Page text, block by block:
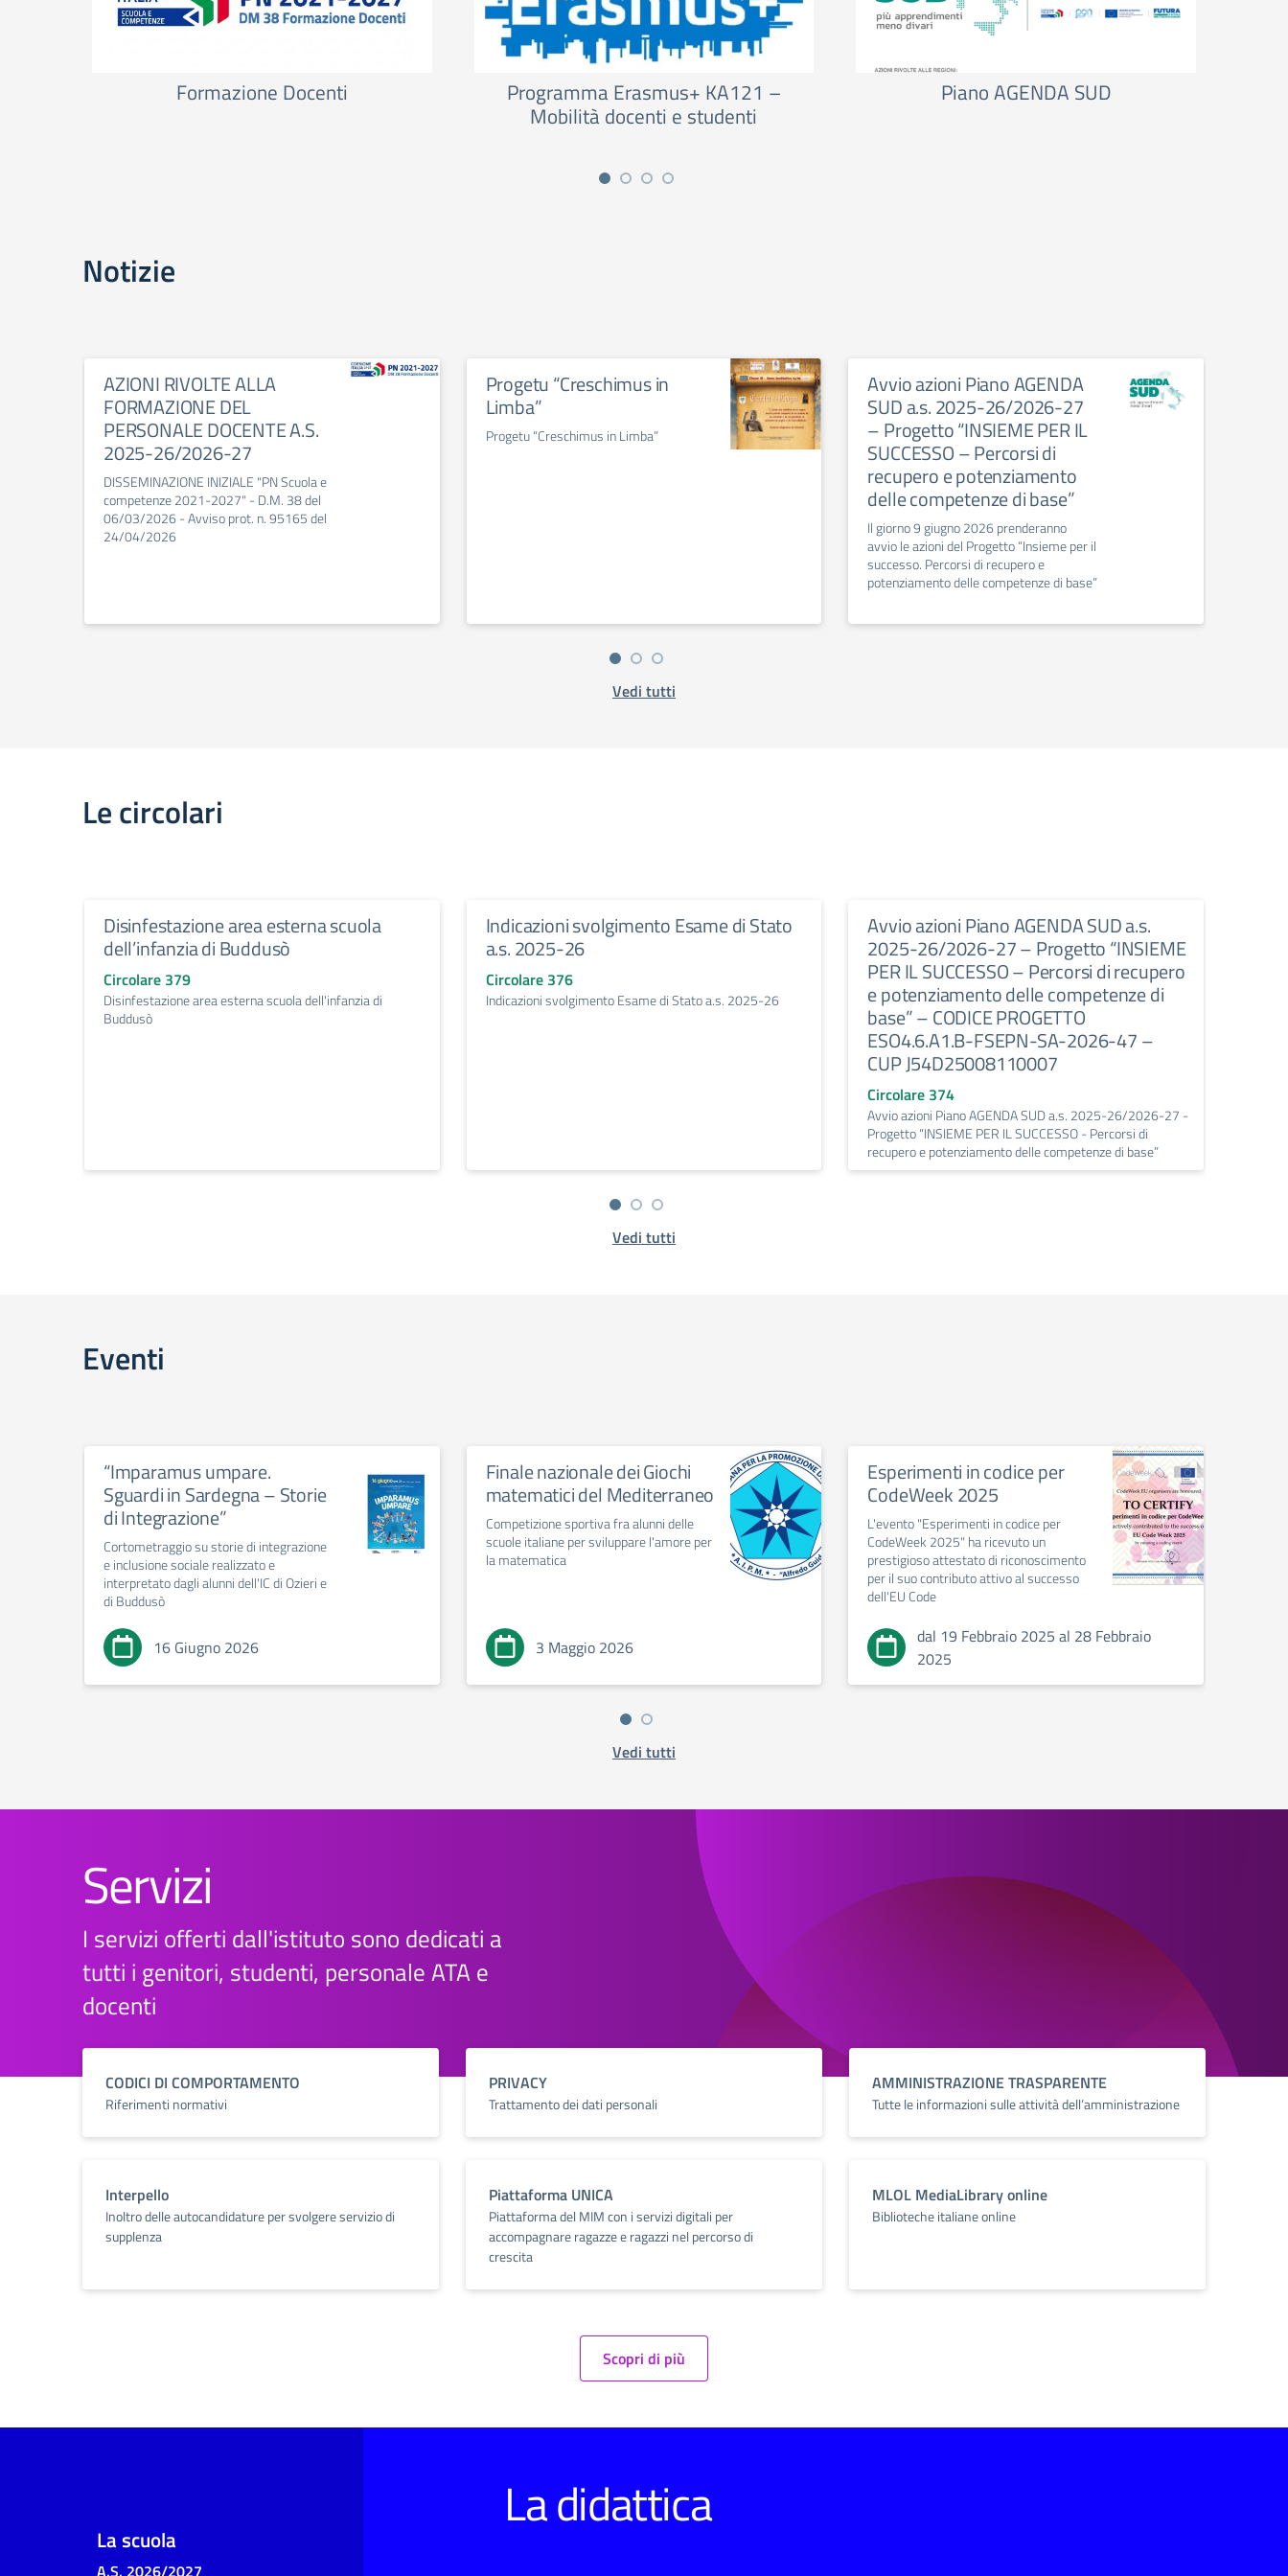
Formazione Docenti Programma Erasmus+ KA121 –
Mobilità docenti e studenti
Piano AGENDA SUD
Notizie
AZIONI RIVOLTE ALLA
FORMAZIONE DEL
PERSONALE DOCENTE A.S.
2025-26/2026-27
DISSEMINAZIONE INIZIALE "PN Scuola e
competenze 2021-2027" - D.M. 38 del
06/03/2026 - Avviso prot. n. 95165 del
24/04/2026
Progetu “Creschimus in
Limba”
Progetu “Creschimus in Limba”
Avvio azioni Piano AGENDA
SUD a.s. 2025-26/2026-27
– Progetto “INSIEME PER IL
SUCCESSO – Percorsi di
recupero e potenziamento
delle competenze di base”
Il giorno 9 giugno 2026 prenderanno
avvio le azioni del Progetto “Insieme per il
successo. Percorsi di recupero e
potenziamento delle competenze di base”
Vedi tutti
Le circolari
Disinfestazione area esterna scuola
dell’infanzia di Buddusò
Circolare 379
Disinfestazione area esterna scuola dell'infanzia di
Buddusò
Indicazioni svolgimento Esame di Stato
a.s. 2025-26
Circolare 376
Indicazioni svolgimento Esame di Stato a.s. 2025-26
Avvio azioni Piano AGENDA SUD a.s.
2025-26/2026-27 – Progetto “INSIEME
PER IL SUCCESSO – Percorsi di recupero
e potenziamento delle competenze di
base” – CODICE PROGETTO
ESO4.6.A1.B-FSEPN-SA-2026-47 –
CUP J54D25008110007
Circolare 374
Avvio azioni Piano AGENDA SUD a.s. 2025-26/2026-27 -
Progetto “INSIEME PER IL SUCCESSO - Percorsi di
recupero e potenziamento delle competenze di base”
Vedi tutti
Eventi
“Imparamus umpare.
Sguardi in Sardegna – Storie
di Integrazione”
Cortometraggio su storie di integrazione
e inclusione sociale realizzato e
interpretato dagli alunni dell'IC di Ozieri e
di Buddusò
16 Giugno 2026
Finale nazionale dei Giochi
matematici del Mediterraneo
Competizione sportiva fra alunni delle
scuole italiane per sviluppare l'amore per
la matematica
3 Maggio 2026
Esperimenti in codice per
CodeWeek 2025
L'evento "Esperimenti in codice per
CodeWeek 2025" ha ricevuto un
prestigioso attestato di riconoscimento
per il suo contributo attivo al successo
dell'EU Code
dal 19 Febbraio 2025 al 28 Febbraio
2025
Vedi tutti
Servizi
I servizi offerti dall'istituto sono dedicati a
tutti i genitori, studenti, personale ATA e
docenti
CODICI DI COMPORTAMENTO
Riferimenti normativi
PRIVACY
Trattamento dei dati personali
AMMINISTRAZIONE TRASPARENTE
Tutte le informazioni sulle attività dell’amministrazione
Interpello
Inoltro delle autocandidature per svolgere servizio di
supplenza
Piattaforma UNICA
Piattaforma del MIM con i servizi digitali per
accompagnare ragazze e ragazzi nel percorso di
crescita
MLOL MediaLibrary online
Biblioteche italiane online
Scopri di più
La didattica
La scuola
A.S. 2026/2027